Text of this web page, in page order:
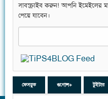
সাবস্ক্রাইব করুন! আপনি ইমেইলের
পেয়ে যাবেন।
ফেসবুক গুগোল+ টুইটার